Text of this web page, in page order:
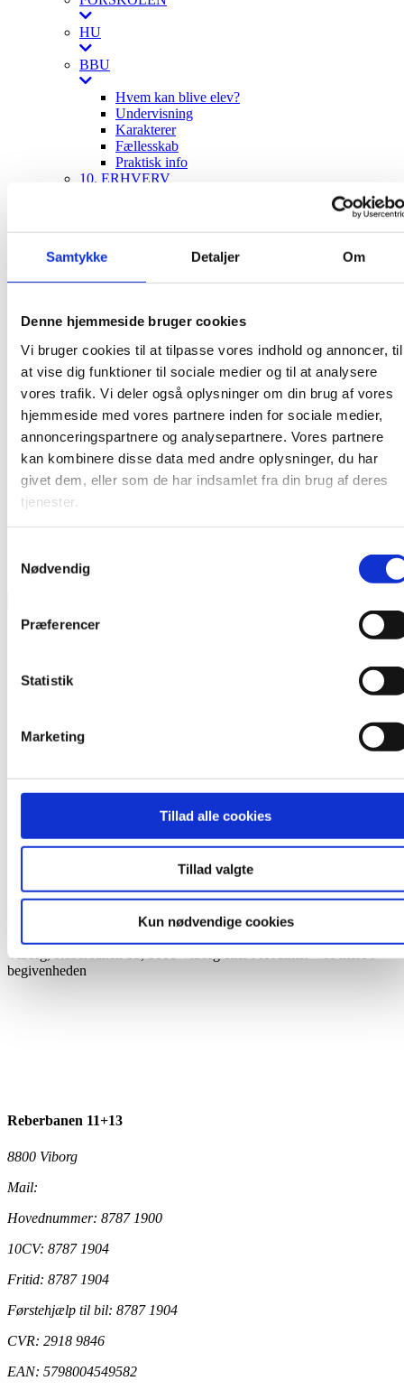
Samtykke Detaljer Om
Denne hjemmeside bruger cookies
Vi bruger cookies til at tilpasse vores indhold og annoncer, til
at vise dig funktioner til sociale medier og til at analysere
vores trafik. Vi deler også oplysninger om din brug af vores
hjemmeside med vores partnere inden for sociale medier,
annonceringspartnere og analysepartnere. Vores partnere
kan kombinere disse data med andre oplysninger, du har
givet dem, eller som de har indsamlet fra din brug af deres
tjenester.
Nødvendig
Præferencer
Statistik
Marketing
Tillad alle cookies
Tillad valgte
Kun nødvendige cookies
HU
BBU
Hvem kan blive elev?
Undervisning
Karakterer
Fællesskab
Praktisk info
10. ERHVERV
PROFIL
Kære forældre …
Vision og værdier
Love og rammer
Bestyrelsen
Caféen
Redskaber
Onboarding
Kontakt
Bruger
Mine tilmeldinger
Valgfag
Kørekort og førstehjælp
Jesperhus og Vigsø
Ungdomsklubber
Information til forældre
Ledige stillinger
Do it at home challenge, er en ny begivenhed hver fredag kl. 15.,
hvor du får en ny kasse gang til gang. Du tilmelder dig ved at trykke
deltag i Facebook på linket.Udlevering foregår på Ungdomsskolen
Viborg, Reberbanen 13, 8800 Viborg eller i Houlkær – se mere i
begivenheden
Reberbanen 11+13
8800 Viborg
Mail:
Hovednummer: 8787 1900
10CV: 8787 1904
Fritid: 8787 1904
Førstehjælp til bil: 8787 1904
CVR: 2918 9846
EAN: 5798004549582